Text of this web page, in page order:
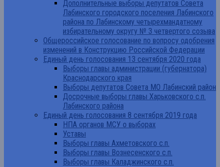
Дополнительные выборы депутатов Совета
Лабинского городского поселения Лабинского
района по Лабинскому четырехмандатному
избирательному округу № 3 четвертого созыва
Общероссийское голосование по вопросу одобрения
изменений в Конструкцию Российской Федерации
Единый день голосования 13 сентября 2020 года
Выборы главы администрации (губернатора)
Краснодарского края
Выборы депутатов Совета МО Лабинский район
Досрочные выборы главы Харьковского с.п.
Лабинского района
Единый день голосования 8 сентября 2019 года
НПА органов МСУ о выборах
Уставы
Выборы главы Ахметовского с.п.
Выборы главы Вознесенского с.п.
Выборы главы Каладжинского с.п.